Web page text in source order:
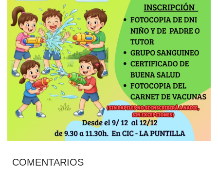
COMENTARIOS